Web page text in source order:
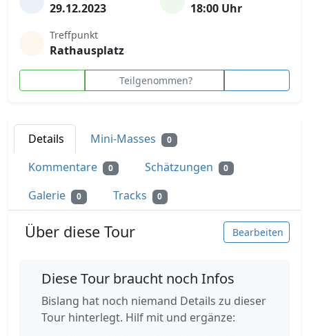
29.12.2023 18:00 Uhr
Treffpunkt
Rathausplatz
Teilgenommen?
Details Mini-Masses 0
Kommentare 0 Schätzungen 0
Galerie 0 Tracks 0
Über diese Tour Bearbeiten
Diese Tour braucht noch Infos
Bislang hat noch niemand Details zu dieser
Tour hinterlegt. Hilf mit und ergänze: